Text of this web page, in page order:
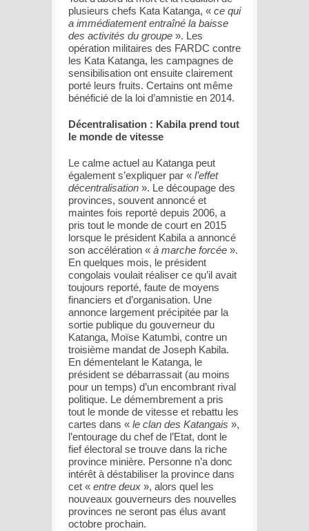
plusieurs chefs Kata Katanga, « ce qui
a immédiatement entraîné la baisse
des activités du groupe ». Les
opération militaires des FARDC contre
les Kata Katanga, les campagnes de
sensibilisation ont ensuite clairement
porté leurs fruits. Certains ont même
bénéficié de la loi d’amnistie en 2014.
Décentralisation : Kabila prend tout
le monde de vitesse
Le calme actuel au Katanga peut
également s’expliquer par « l’effet
décentralisation ». Le découpage des
provinces, souvent annoncé et
maintes fois reporté depuis 2006, a
pris tout le monde de court en 2015
lorsque le président Kabila a annoncé
son accélération « à marche forcée ».
En quelques mois, le président
congolais voulait réaliser ce qu’il avait
toujours reporté, faute de moyens
financiers et d’organisation. Une
annonce largement précipitée par la
sortie publique du gouverneur du
Katanga, Moïse Katumbi, contre un
troisième mandat de Joseph Kabila.
En démentelant le Katanga, le
président se débarrassait (au moins
pour un temps) d’un encombrant rival
politique. Le démembrement a pris
tout le monde de vitesse et rebattu les
cartes dans « le clan des Katangais »,
l’entourage du chef de l’Etat, dont le
fief électoral se trouve dans la riche
province minière. Personne n’a donc
intérêt à déstabiliser la province dans
cet « entre deux », alors quel les
nouveaux gouverneurs des nouvelles
provinces ne seront pas élus avant
octobre prochain.